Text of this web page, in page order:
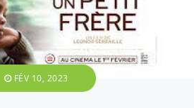
FÉV 10, 2023